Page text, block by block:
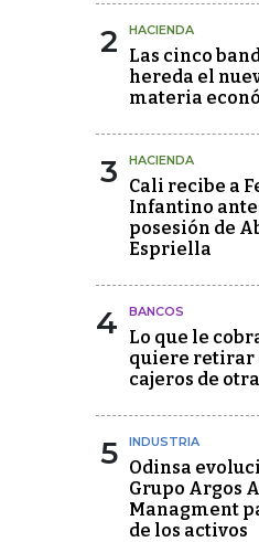
2 HACIENDA
Las cinco
hereda el
materia
3 HACIENDA
Cali recibe a
Infantino
posesión de
Espriella
4 BANCOS
Lo que le
quiere retirar
cajeros de
5 INDUSTRIA
Odinsa
Grupo Argos
Managment
de los activos